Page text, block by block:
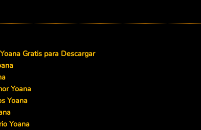
Gratis para Descargar
Yoana
Yoana
Yoana